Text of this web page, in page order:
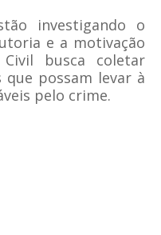
investigando o
e a motivação
busca coletar
que possam levar à
pelo crime.